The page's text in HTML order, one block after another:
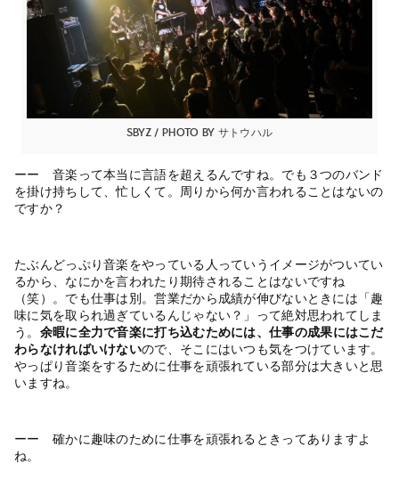
SBYZ / photo by サトウハル
ーー 音楽って本当に言語を超えるんですね。でも３つのバンド
を掛け持ちして、忙しくて。周りから何か言われることはないの
ですか？
たぶんどっぷり音楽をやっている人っていうイメージがついてい
るから、なにかを言われたり期待されることはないですね
（笑）。でも仕事は別。営業だから成績が伸びないときには「趣
味に気を取られ過ぎているんじゃない？」って絶対思われてしま
う。 余暇に全力で音楽に打ち込むためには、仕事の成果にはこだ
わらなければいけないので、そこにはいつも気をつけています。
やっぱり音楽をするために仕事を頑張れている部分は大きいと思
いますね。
ーー 確かに趣味のために仕事を頑張れるときってありますよ
ね。